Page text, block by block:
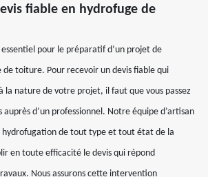
fiable en hydrofuge de
essentiel pour le préparatif d’un projet de
toiture. Pour recevoir un devis fiable qui
la nature de votre projet, il faut que vous passez
d’un professionnel. Notre équipe d’artisan
hydrofugation de tout type et tout état de la
en toute efficacité le devis qui répond
Nous assurons cette intervention